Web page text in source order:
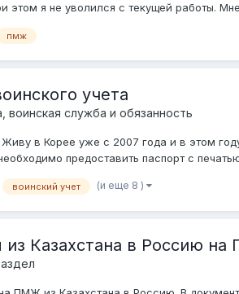
этом я не уволился с текущей работы.
пмж
учета
воинская служба и обязанность
Живу в Корее уже с 2007 года и в этом
предоставить паспорт с
воинский учет (и еще 8 )
Казахстана в Россию